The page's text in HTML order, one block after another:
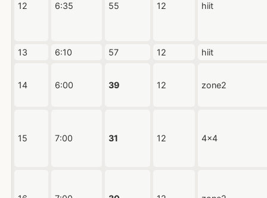
12 6:35 55 12 hiit
13 6:10 57 12 hiit
14 6:00 39 12 zone2
15 7:00 31 12 4x4